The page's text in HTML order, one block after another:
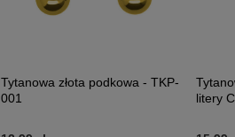
Tytanowa złota podkowa - TKP-
001
litery